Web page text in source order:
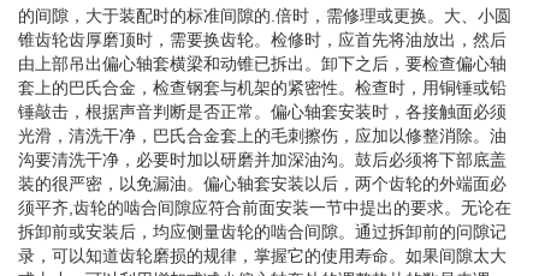
的间隙，大于装配时的标准间隙的.倍时，需修理或更换。大、小圆
锥齿轮齿厚磨顶时，需要换齿轮。检修时，应首先将油放出，然后
由上部吊出偏心轴套横梁和动锥已拆出。卸下之后，要检查偏心轴
套上的巴氏合金，检查钢套与机架的紧密性。检查时，用铜锤或铅
锤敲击，根据声音判断是否正常。偏心轴套安装时，各接触面必须
光滑，清洗干净，巴氏合金套上的毛刺擦伤，应加以修整消除。油
沟要清洗干净，必要时加以研磨并加深油沟。鼓后必须将下部底盖
装的很严密，以免漏油。偏心轴套安装以后，两个齿轮的外端面必
须平齐,齿轮的啮合间隙应符合前面安装一节中提出的要求。无论在
拆卸前或安装后，均应侧量齿轮的啮合间隙。通过拆卸前的问隙记
录，可以知道齿轮磨损的规律，掌握它的使用寿命。如果间隙太大